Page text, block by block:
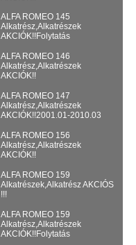
ALFA ROMEO 145
Alkatrész,Alkatrészek
AKCIÓK!!Folytatás
ALFA ROMEO 146
Alkatrész,Alkatrészek
AKCIÓK!!
ALFA ROMEO 147
Alkatrész,Alkatrészek
AKCIÓK!!2001.01-2010.03
ALFA ROMEO 156
Alkatrész,Alkatrészek
AKCIÓK!!
ALFA ROMEO 159
Alkatrészek,Alkatrész AKCIÓS
!!!
ALFA ROMEO 159
Alkatrész,Alkatrészek
AKCIÓK!!Folytatás